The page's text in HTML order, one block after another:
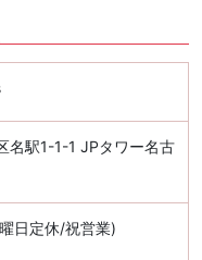
名駅1-1-1 JPタワー名古
日定休/祝営業)